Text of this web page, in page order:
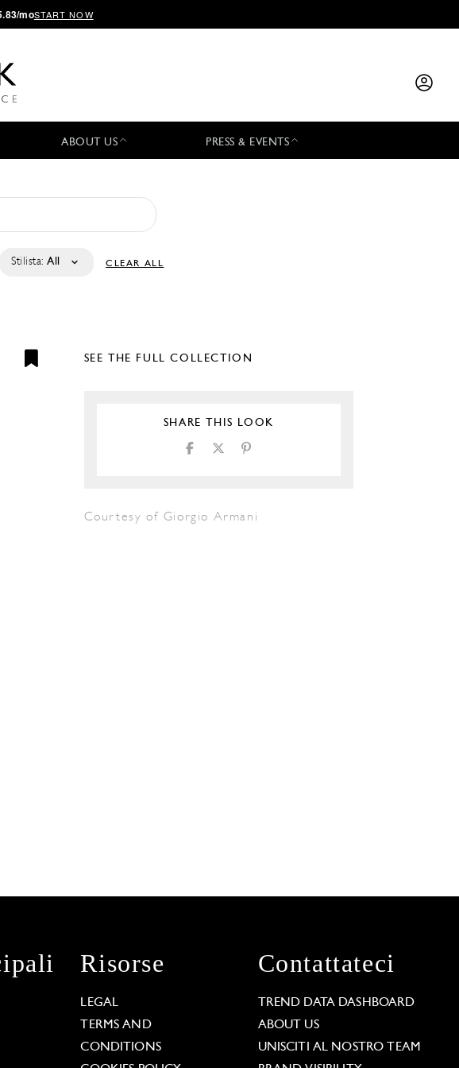
moSTART NOW
ABOUT US PRESS & EVENTS
Stilista: All CLEAR ALL
SEE THE FULL COLLECTION
SHARE THIS LOOK
Courtesy of Giorgio Armani
Risorse
LEGAL
TERMS AND
CONDITIONS
Contattateci
TREND DATA DASHBOARD
ABOUT US
UNISCITI AL NOSTRO TEAM